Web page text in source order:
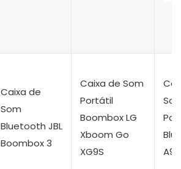
Caixa de
Som
Bluetooth JBL
Boombox 3
Caixa de Som
Portátil
Boombox LG
Xboom Go
XG9S